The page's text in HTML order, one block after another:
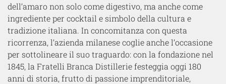
dell’amaro non solo come digestivo, ma anche come
ingrediente per cocktail e simbolo della cultura e
tradizione italiana. In concomitanza con questa
ricorrenza, l’azienda milanese coglie anche l’occasione
per sottolineare il suo traguardo: con la fondazione nel
1845, la Fratelli Branca Distillerie festeggia oggi 180
anni di storia, frutto di passione imprenditoriale,